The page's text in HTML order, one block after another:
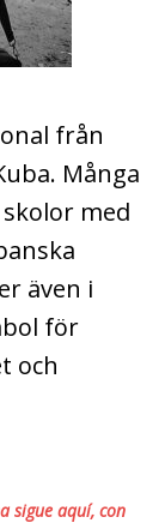
från
Många
med
även i
för
och
sigue aquí, con